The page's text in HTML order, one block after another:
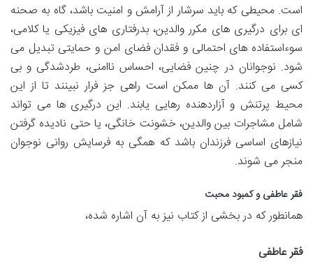
است. محیطی که باید سرشار از آرامش و امنیت باشد، گاه به صحنه
ای برای درگیری های مکرر والدین، بدرفتاری های فیزیکی یا کلامی،
سوءاستفاده های احتمالی و فقدان فضای امن و حمایتی تبدیل می
شود. نوجوانان در چنین فضایی، احساس ناامنی، طردشدگی و بی
کسی می کنند. آن ها ممکن است راهی جز فرار نبینند تا از این
محیط پرتنش و آزاردهنده رهایی یابند. این درگیری ها می تواند
شامل مشاجرات بین والدین، خشونت خانگی، یا حتی نادیده گرفتن
نیازهای اساسی فرزندان باشد که همگی به فرسایش روانی نوجوان
منجر می شوند.
فقر عاطفی و کمبود محبت
همانطور که در بخشی از کتاب نیز به آن اشاره شده،
فقر عاطفی